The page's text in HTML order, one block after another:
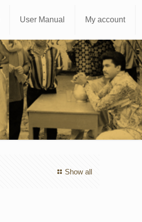
User Manual My account
Show all